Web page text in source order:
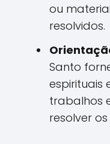
ou
resolvidos.
Santo
espirituais
trabalhos
resolver